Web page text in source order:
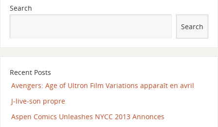
Search
Search
Recent Posts
Avengers: Age of Ultron Film Variations apparaît en avril
J-live-son propre
Aspen Comics Unleashes NYCC 2013 Annonces